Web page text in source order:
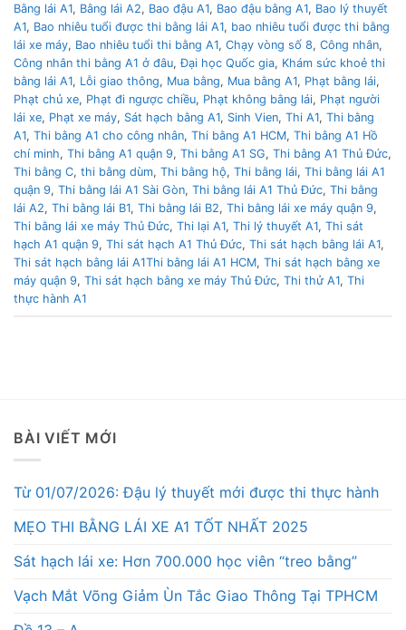
Bằng lái A1, Bằng lái A2, Bao đậu A1, Bao đậu bằng A1, Bao lý thuyết
A1, Bao nhiêu tuổi được thi bằng lái A1, bao nhiêu tuổi được thi bằng
lái xe máy, Bao nhiêu tuổi thi bằng A1, Chạy vòng số 8, Công nhân,
Công nhân thi bằng A1 ở đâu,Đại học Quốc gia, Khám sức khoẻ thi
bằng lái A1, Lỗi giao thông, Mua bằng, Mua bằng A1, Phạt bằng lái,
Phạt chủ xe, Phạt đi ngược chiều, Phạt không bằng lái, Phạt người
lái xe, Phạt xe máy, Sát hạch bằng A1, Sinh Vien, Thi A1, Thi bằng
A1, Thi bằng A1 cho công nhân, Thi bằng A1 HCM, Thi bằng A1 Hồ
chí minh, Thi bằng A1 quận 9, Thi bằng A1 SG, Thi bằng A1 Thủ Đức,
Thi bằng C, thi bằng dùm, Thi bằng hộ, Thi bằng lái, Thi bằng lái A1
quận 9, Thi bằng lái A1 Sài Gòn, Thi bằng lái A1 Thủ Đức, Thi bằng
lái A2, Thi bằng lái B1, Thi bằng lái B2, Thi bằng lái xe máy quận 9,
Thi bằng lái xe máy Thủ Đức, Thi lại A1, Thi lý thuyết A1, Thi sát
hạch A1 quận 9, Thi sát hạch A1 Thủ Đức, Thi sát hạch bằng lái A1,
Thi sát hạch bằng lái A1Thi bằng lái A1 HCM, Thi sát hạch bằng xe
máy quận 9, Thi sát hạch bằng xe máy Thủ Đức, Thi thử A1, Thi
thực hành A1
BÀI VIẾT MỚI
Từ 01/07/2026: Đậu lý thuyết mới được thi thực hành
MẸO THI BẰNG LÁI XE A1 TỐT NHẤT 2025
Sát hạch lái xe: Hơn 700.000 học viên “treo bằng”
Vạch Mắt Võng Giảm Ùn Tắc Giao Thông Tại TPHCM